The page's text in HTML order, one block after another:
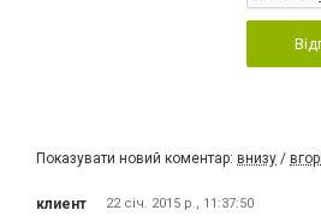
Показувати новий коментар: внизу / вгорі
клиент 22 січ. 2015 р., 11:37:50